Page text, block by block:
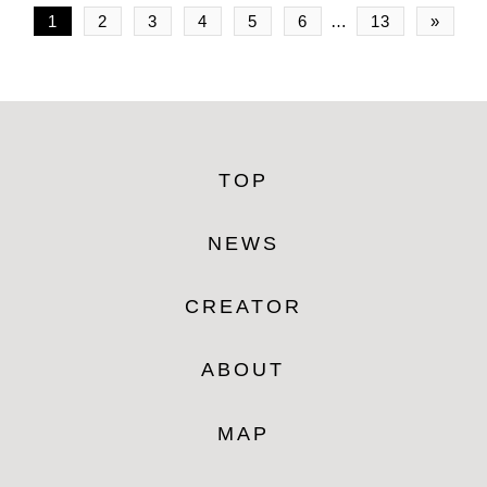
1 2 3 4 5 6 … 13 »
TOP
NEWS
CREATOR
ABOUT
MAP